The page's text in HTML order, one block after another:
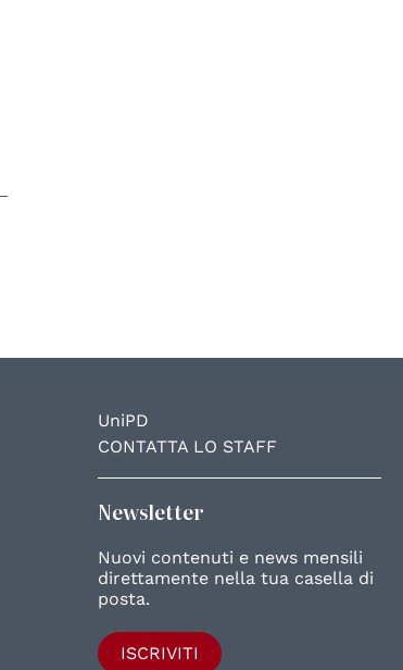
UniPD
CONTATTA LO STAFF
Newsletter
Nuovi contenuti e news mensili
direttamente nella tua casella di
posta.
ISCRIVITI